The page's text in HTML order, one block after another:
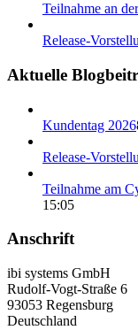
Teilnahme an
Release-
Aktuelle
Kundentag 2026
Release-
Teilnahme am
15:05
Anschrift
ibi systems GmbH
Rudolf-Vogt-Straße 6
93053 Regensburg
Deutschland